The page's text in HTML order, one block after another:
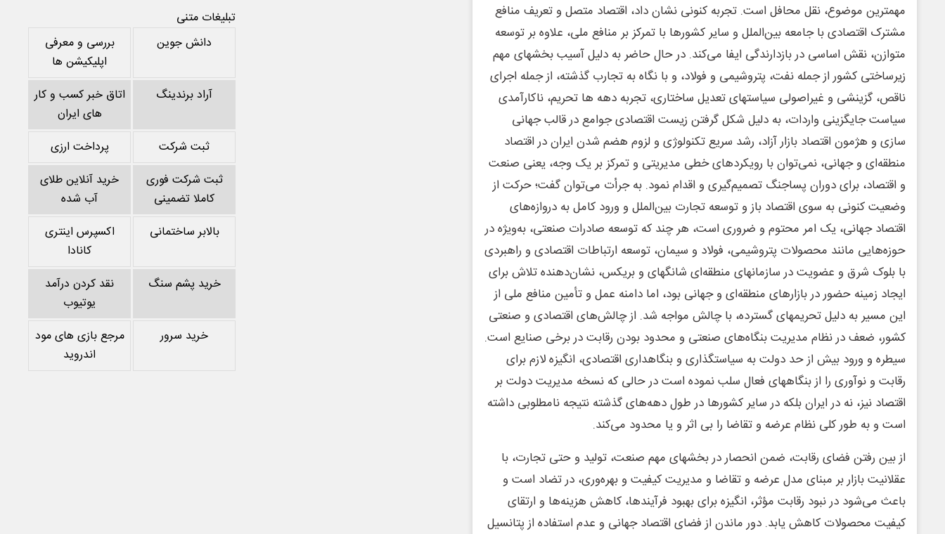
مهمترین موضوع، نقل محافل است. تجربه کنونی نشان داد، اقتصاد متصل و تعریف منافع
مشترک اقتصادی با جامعه بین‌الملل و سایر کشورها با تمرکز بر منافع ملی، علاوه بر توسعه
متوازن، نقش اساسی در بازدارندگی ایفا می‌کند. در حال حاضر به دلیل آسیب بخشهای مهم
زیرساختی کشور از جمله نفت، پتروشیمی ‌و فولاد، و با نگاه به تجارب گذشته، از جمله اجرای
ناقص، گزینشی و غیراصولی سیاستهای تعدیل ساختاری، تجربه دهه ها تحریم، ناکارآمدی
سیاست جایگزینی واردات، به دلیل شکل گرفتن زیست اقتصادی جوامع در قالب جهانی
سازی و هژمون اقتصاد بازار آزاد، رشد سریع تکنولوژی و لزوم هضم شدن ایران در اقتصاد
منطقه‌ای و جهانی، نمی‌توان با رویکردهای خطی مدیریتی و تمرکز بر یک وجه، یعنی صنعت
و اقتصاد، برای دوران پساجنگ تصمیم‌گیری و اقدام نمود. به جرأت می‌توان گفت؛ حرکت از
وضعیت کنونی به سوی اقتصاد ‌باز و توسعه تجارت بین‌الملل و ورود کامل به دروازه‌های
اقتصاد جهانی، یک امر محتوم و ضروری است، هر چند که توسعه صادرات صنعتی، به‌ویژه در
حوزه‌هایی مانند محصولات پتروشیمی، فولاد و سیمان، توسعه ارتباطات اقتصادی و راهبردی
با بلوک شرق و عضویت در سازمانهای منطقه‌ای شانگهای و بریکس، نشان‌دهنده تلاش برای
ایجاد زمینه حضور در بازارهای منطقه‌ای و جهانی بود، اما دامنه عمل و تأمین منافع ملی از
این مسیر به دلیل تحریمهای گسترده، با چالش مواجه شد. از چالش‌های اقتصادی و صنعتی
کشور، ضعف در نظام مدیریت بنگاه‌های صنعتی و محدود بودن رقابت در برخی صنایع است.
سیطره و ورود بیش از حد دولت به سیاستگذاری و بنگاهداری اقتصادی، انگیزه لازم برای
رقابت و نوآوری را از بنگاههای فعال سلب نموده است در حالی که نسخه مدیریت دولت بر
اقتصاد نیز، نه در ایران بلکه در سایر کشورها در طول دهه‌های گذشته نتیجه نامطلوبی داشته
است و به طور کلی نظام عرضه و تقاضا را بی اثر و یا محدود می‌کند.
از بین رفتن فضای رقابت، ضمن انحصار در بخشهای مهم صنعت، تولید و حتی تجارت، با
عقلانیت بازار بر مبنای مدل عرضه و تقاضا و مدیریت کیفیت و بهره‌وری، در تضاد است و
باعث می‌شود در نبود رقابت مؤثر، انگیزه برای بهبود فرآیندها، کاهش هزینه‌ها و ارتقای
کیفیت محصولات کاهش یابد. دور ماندن از فضای اقتصاد جهانی و عدم استفاده از پتانسیل
تبلیغات متنی
دانش جوین
بررسی و معرفی
اپلیکیشن ها
آراد برندینگ
اتاق خبر کسب و کار
های ایران
ثبت شرکت
پرداخت ارزی
ثبت شرکت فوری
کاملا تضمینی
خرید آنلاین طلای
آب شده
بالابر ساختمانی
اکسپرس اینتری
کانادا
خرید پشم سنگ
نقد کردن درآمد
یوتیوب
خرید سرور
مرجع بازی های مود
اندروید